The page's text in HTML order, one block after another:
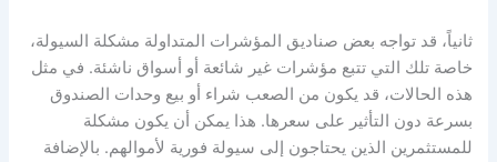
ثانياً، قد تواجه بعض صناديق المؤشرات المتداولة مشكلة السيولة،
خاصة تلك التي تتبع مؤشرات غير شائعة أو أسواق ناشئة. في مثل
هذه الحالات، قد يكون من الصعب شراء أو بيع وحدات الصندوق
بسرعة دون التأثير على سعرها. هذا يمكن أن يكون مشكلة
للمستثمرين الذين يحتاجون إلى سيولة فورية لأموالهم. بالإضافة